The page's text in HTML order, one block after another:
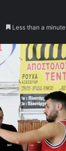
Less than a minute